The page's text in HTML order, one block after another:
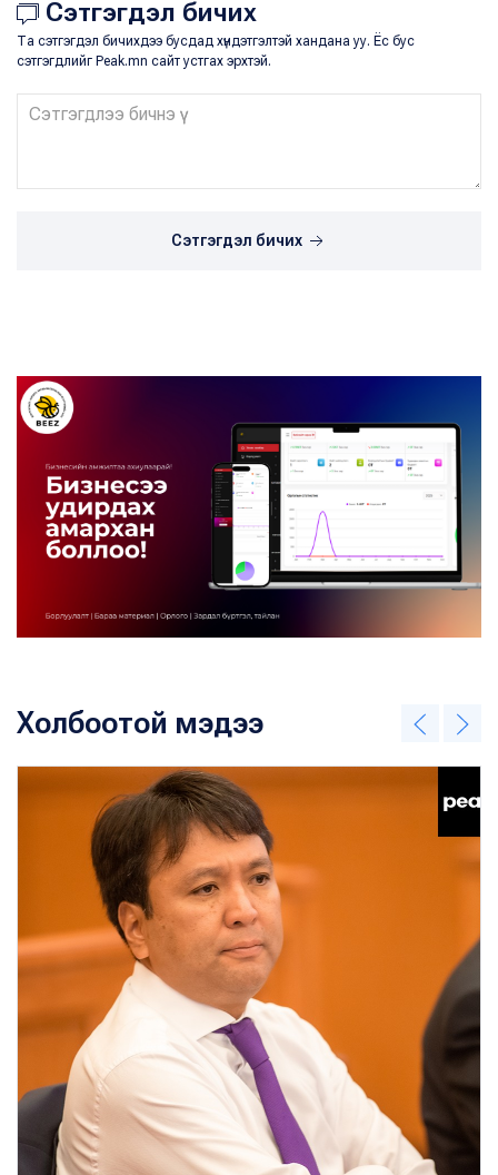
Сэтгэгдэл бичих
Та сэтгэгдэл бичихдээ бусдад хүндэтгэлтэй хандана уу. Ёс бус
сэтгэгдлийг Peak.mn сайт устгах эрхтэй.
Сэтгэгдэл бичих
Холбоотой мэдээ